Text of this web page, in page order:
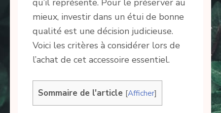
qu’il représente. Pour le préserver au
mieux, investir dans un étui de bonne
qualité est une décision judicieuse.
Voici les critères à considérer lors de
l’achat de cet accessoire essentiel.
Sommaire de l'article [Afficher]